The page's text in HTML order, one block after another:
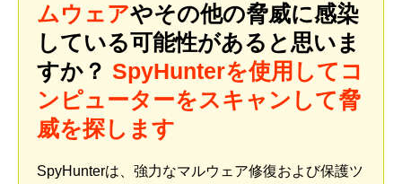
ムウェアやその他の脅威に感染
している可能性があると思いま
すか？ SpyHunterを使用してコ
ンピューターをスキャンして脅
威を探します
SpyHunterは、強力なマルウェア修復および保護ツ